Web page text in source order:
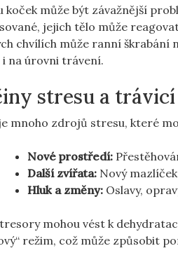
koček může být závažnější
jejich tělo může
chvílích může ranní škrabání
i na úrovni trávení.
stresu a
mnoho zdrojů stresu, které
Nové prostředí:
Další zvířata: Nový
Hluk a změny: Oslavy,
mohou vést k
režim, což může způsobit